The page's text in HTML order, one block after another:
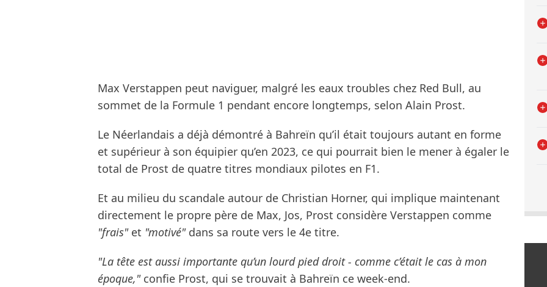
Max Verstappen peut naviguer, malgré les eaux troubles chez Red Bull, au
sommet de la Formule 1 pendant encore longtemps, selon Alain Prost.
Le Néerlandais a déjà démontré à Bahreïn qu’il était toujours autant en forme
et supérieur à son équipier qu’en 2023, ce qui pourrait bien le mener à égaler le
total de Prost de quatre titres mondiaux pilotes en F1.
Et au milieu du scandale autour de Christian Horner, qui implique maintenant
directement le propre père de Max, Jos, Prost considère Verstappen comme
"frais"et "motivé"dans sa route vers le 4e titre.
"La tête est aussi importante qu’un lourd pied droit - comme c’était le cas à mon
époque,"confie Prost, qui se trouvait à Bahreïn ce week-end.